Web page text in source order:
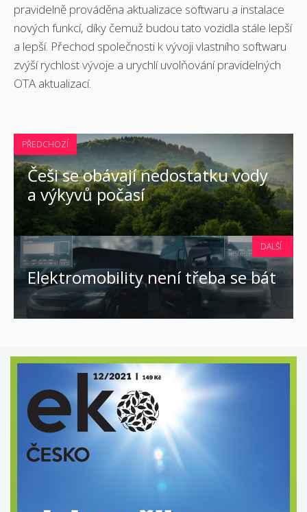
pravidelně prováděna aktualizace softwaru a instalace
nových funkcí, díky čemuž budou tato vozidla stále lepší
a lepší. Přechod společnosti k vývoji vlastního softwaru
zvýší rychlost vývoje a urychlí uvolňování pravidelných
OTA aktualizací.
PŘEDCHOZÍ
Češi se obávají nedostatku vody
a výkyvů počasí
Elektromobility není třeba se bát
DALŠÍ